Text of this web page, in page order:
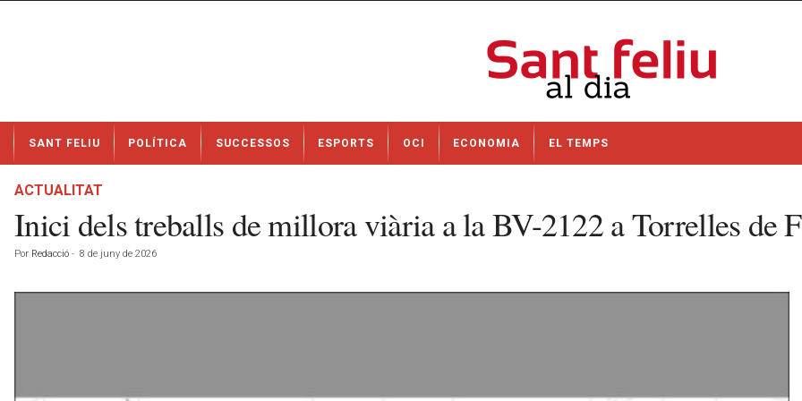
t
SANT FELIU POLÍTICA SUCCESSOS ESPORTS OCI ECONOMIA EL TEMPS
ACTUALITAT
Inici dels treballs de millora viària a la BV-2122 a Torrelles de
Por Redacció - 8 de juny de 2026